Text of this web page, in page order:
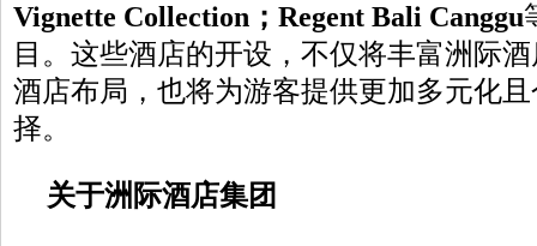
Vignette Collection ； Regent Bali Canggu
目。这些酒店的开设，不仅将丰富洲际
酒店布局，也将为游客提供更加多元化
择。
关于洲际酒店集团